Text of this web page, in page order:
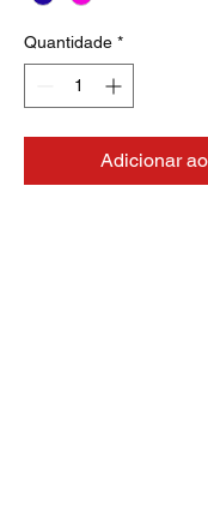
Quantidade *
Adicionar